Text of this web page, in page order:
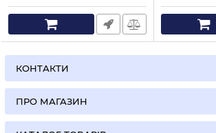
КОНТАКТИ
ПРО МАГАЗИН